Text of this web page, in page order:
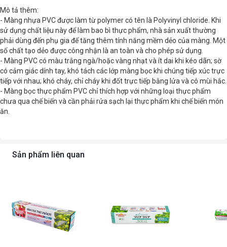
Mô tả thêm:
- Màng nhựa PVC được làm từ polymer có tên là Polyvinyl chloride. Khi
sử dụng chất liệu này để làm bao bì thực phẩm, nhà sản xuất thường
phải dùng đến phụ gia để tăng thêm tính năng mềm dẻo của màng. Một
số chất tạo dẻo được công nhận là an toàn và cho phép sử dụng.
- Màng PVC có màu trắng ngà/hoặc vàng nhạt và ít dai khi kéo dãn; sờ
có cảm giác dính tay, khó tách các lớp màng bọc khi chúng tiếp xúc trực
tiếp với nhau; khó cháy, chỉ cháy khi đốt trực tiếp bằng lửa và có mùi hắc.
- Màng bọc thực phẩm PVC chỉ thích hợp với những loại thực phẩm
chưa qua chế biến và cần phải rửa sạch lại thực phẩm khi chế biến món
ăn.
Sản phẩm liên quan